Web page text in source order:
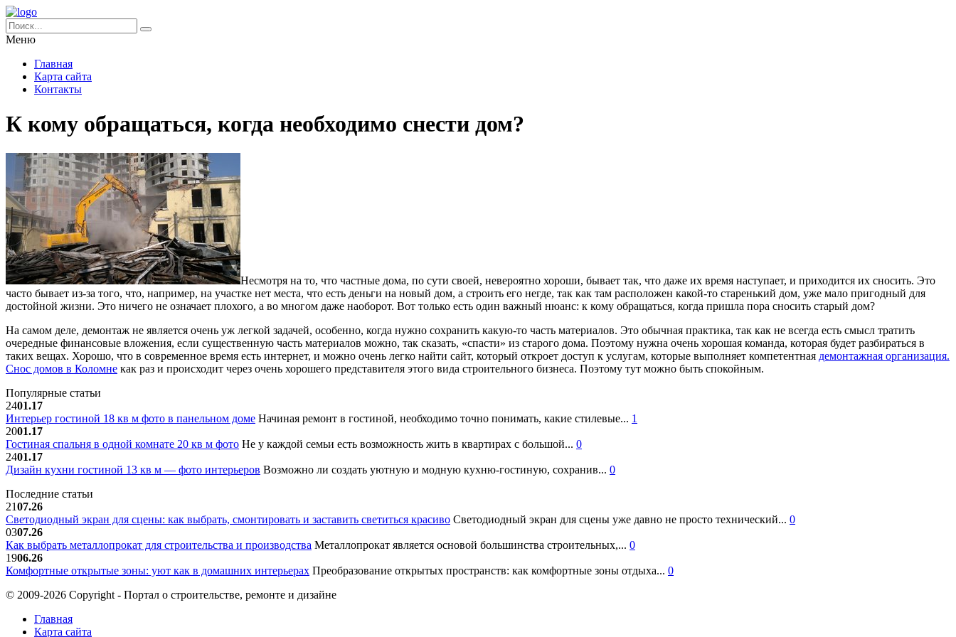
Меню
Главная
Карта сайта
Контакты
К кому обращаться, когда необходимо снести дом?
Несмотря на то, что частные дома, по сути своей, невероятно хороши, бывает так, что даже их время наступает, и приходится их сносить. Это
часто бывает из-за того, что, например, на участке нет места, что есть деньги на новый дом, а строить его негде, так как там расположен какой-то старенький дом, уже мало пригодный для
достойной жизни. Это ничего не означает плохого, а во многом даже наоборот. Вот только есть один важный нюанс: к кому обращаться, когда пришла пора сносить старый дом?
На самом деле, демонтаж не является очень уж легкой задачей, особенно, когда нужно сохранить какую-то часть материалов. Это обычная практика, так как не всегда есть смысл тратить
очередные финансовые вложения, если существенную часть материалов можно, так сказать, «спасти» из старого дома. Поэтому нужна очень хорошая команда, которая будет разбираться в
таких вещах. Хорошо, что в современное время есть интернет, и можно очень легко найти сайт, который откроет доступ к услугам, которые выполняет компетентная демонтажная организация.
Снос домов в Коломне как раз и происходит через очень хорошего представителя этого вида строительного бизнеса. Поэтому тут можно быть спокойным.
Популярные статьи
2401.17
Интерьер гостиной 18 кв м фото в панельном доме Начиная ремонт в гостиной, необходимо точно понимать, какие стилевые... 1
2001.17
Гостиная спальня в одной комнате 20 кв м фото Не у каждой семьи есть возможность жить в квартирах с большой... 0
2401.17
Дизайн кухни гостиной 13 кв м — фото интерьеров Возможно ли создать уютную и модную кухню-гостиную, сохранив... 0
Последние статьи
2107.26
Светодиодный экран для сцены: как выбрать, смонтировать и заставить светиться красиво Светодиодный экран для сцены уже давно не просто технический... 0
0307.26
Как выбрать металлопрокат для строительства и производства Металлопрокат является основой большинства строительных,... 0
1906.26
Комфортные открытые зоны: уют как в домашних интерьерах Преобразование открытых пространств: как комфортные зоны отдыха... 0
© 2009-2026 Copyright - Портал о строительстве, ремонте и дизайне
Главная
Карта сайта